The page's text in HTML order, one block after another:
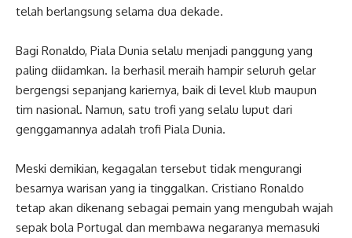
telah berlangsung selama dua dekade.
Bagi Ronaldo, Piala Dunia selalu menjadi panggung yang
paling diidamkan. Ia berhasil meraih hampir seluruh gelar
bergengsi sepanjang kariernya, baik di level klub maupun
tim nasional. Namun, satu trofi yang selalu luput dari
genggamannya adalah trofi Piala Dunia.
Meski demikian, kegagalan tersebut tidak mengurangi
besarnya warisan yang ia tinggalkan. Cristiano Ronaldo
tetap akan dikenang sebagai pemain yang mengubah wajah
sepak bola Portugal dan membawa negaranya memasuki